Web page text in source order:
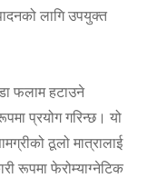
लागि उपयुक्त
फलाम हटाउने
प्रयोग गरिन्छ। यो
ठूलो मात्रालाई
रूपमा फेरोम्याग्नेटिक